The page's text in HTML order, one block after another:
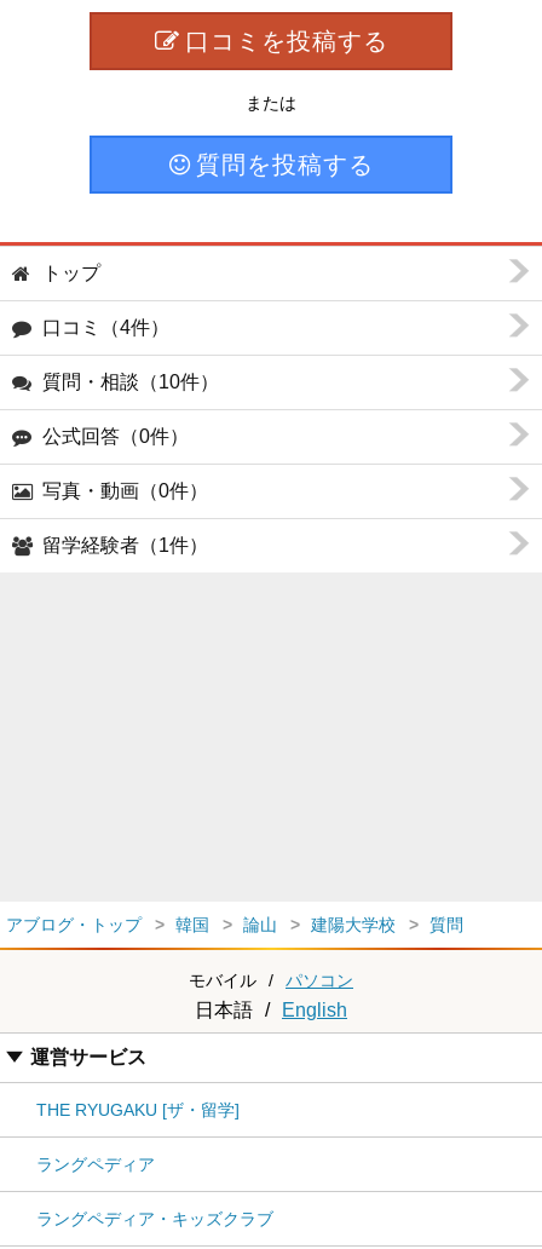
口コミを投稿する
または
質問を投稿する
トップ
口コミ（4件）
質問・相談（10件）
公式回答（0件）
写真・動画（0件）
留学経験者（1件）
アブログ・トップ 韓国 論山 建陽大学校 質問
モバイル / パソコン
日本語 / English
運営サービス
THE RYUGAKU [ザ・留学]
ラングペディア
ラングペディア・キッズクラブ